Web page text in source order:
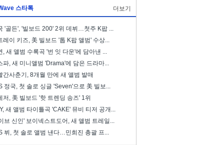
스타톡 더보기
'골든', '빌보드 200' 2위 데뷔…첫주 K팝 ...
레이 키즈, 美 빌보드 '톱 K팝 앨범' 수상...
, 새 앨범 수록곡 '번 잇 다운'에 담아낸 ...
파, 새 미니앨범 'Drama'에 담은 드라마...
간사춘기, 8개월 만에 새 앨범 발매
정국, 첫 솔로 싱글 'Seven'으로 美 빌보...
저, 美 빌보드 '핫 트렌딩 송즈' 1위
새 앨범 타이틀곡 'CAKE' 뮤비 티저 공개...
브 신인' 보이넥스트도어, 새 앨범 트레일...
뷔, 첫 솔로 앨범 낸다…민희진 총괄 프...